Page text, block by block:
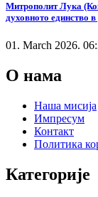
Митрополит Лука
духовното единство
01. March 2026.
О нама
Наша мисија
Импресум
Контакт
Политика
Категорије